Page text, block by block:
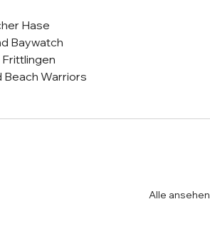
Hase
Baywatch
Frittlingen
Beach Warriors
Alle ansehen